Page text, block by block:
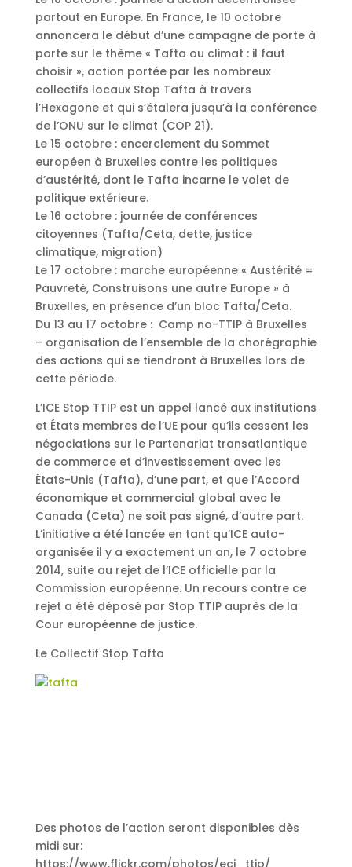
partout en Europe. En France, le 10 octobre
annoncera le début d’une campagne de porte à
porte sur le thème « Tafta ou climat : il faut
choisir », action portée par les nombreux
collectifs locaux Stop Tafta à travers
l’Hexagone et qui s’étalera jusqu’à la conférence
de l’ONU sur le climat (COP 21).
Le 15 octobre : encerclement du Sommet
européen à Bruxelles contre les politiques
d’austérité, dont le Tafta incarne le volet de
politique extérieure.
Le 16 octobre : journée de conférences
citoyennes (Tafta/Ceta, dette, justice
climatique, migration)
Le 17 octobre : marche européenne « Austérité =
Pauvreté, Construisons une autre Europe » à
Bruxelles, en présence d’un bloc Tafta/Ceta.
Du 13 au 17 octobre : Camp no-TTIP à Bruxelles
– organisation de l’ensemble de la chorégraphie
des actions qui se tiendront à Bruxelles lors de
cette période.
L’ICE Stop TTIP est un appel lancé aux institutions
et États membres de l’UE pour qu’ils cessent les
négociations sur le Partenariat transatlantique
de commerce et d’investissement avec les
États-Unis (Tafta), d’une part, et que l’Accord
économique et commercial global avec le
Canada (Ceta) ne soit pas signé, d’autre part.
L’initiative a été lancée en tant qu’ICE auto-
organisée il y a exactement un an, le 7 octobre
2014, suite au rejet de l’ICE officielle par la
Commission européenne. Un recours contre ce
rejet a été déposé par Stop TTIP auprès de la
Cour européenne de justice.
Le Collectif Stop Tafta
Des photos de l’action seront disponibles dès
midi sur:
https://www.flickr.com/photos/eci_ttip/